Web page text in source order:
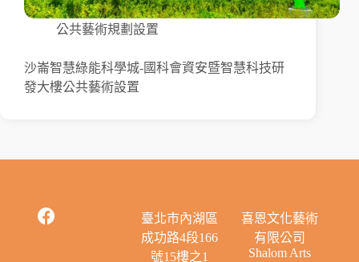
公共藝術規劃設置
沙崙智慧綠能科學城-國科會資安暨智慧科技研
發大樓公共藝術設置
喜恩文化藝術
有限公司
Shalom Arts
臺北市內湖區
成功路4段166
號15樓之1